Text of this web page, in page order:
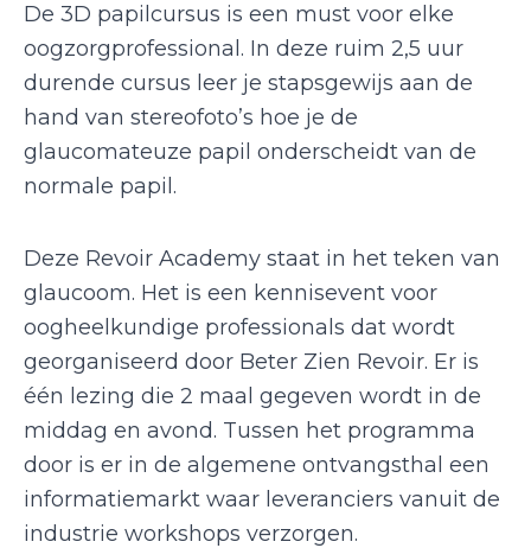
De 3D papilcursus is een must voor elke
oogzorgprofessional. In deze ruim 2,5 uur
durende cursus leer je stapsgewijs aan de
hand van stereofoto’s hoe je de
glaucomateuze papil onderscheidt van de
normale papil.
Deze Revoir Academy staat in het teken van
glaucoom. Het is een kennisevent voor
oogheelkundige professionals dat wordt
georganiseerd door Beter Zien Revoir. Er is
één lezing die 2 maal gegeven wordt in de
middag en avond. Tussen het programma
door is er in de algemene ontvangsthal een
informatiemarkt waar leveranciers vanuit de
industrie workshops verzorgen.